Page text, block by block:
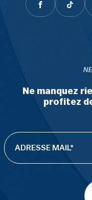
Ne manquez
profitez